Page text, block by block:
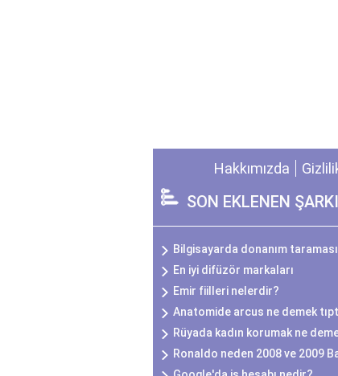
Hakkımızda
SON EKLENEN
Bilgisayarda donanım
En iyi difüzör markaları
Emir fiilleri nelerdir?
Anatomide arcus ne demek
Rüyada kadın korumak ne
Ronaldo neden 2008 ve 2009